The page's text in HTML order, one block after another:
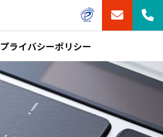
プライバシーポリシー